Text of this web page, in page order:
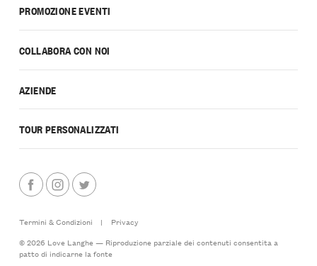
PROMOZIONE EVENTI
COLLABORA CON NOI
AZIENDE
TOUR PERSONALIZZATI
Termini & Condizioni |
Privacy
© 2026 Love Langhe — Riproduzione parziale dei contenuti consentita a
patto di indicarne la fonte